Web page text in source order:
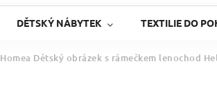
DĚTSKÝ NÁBYTEK TEXTILIE DO
Homea Dětský obrázek s rámečkem lenochod